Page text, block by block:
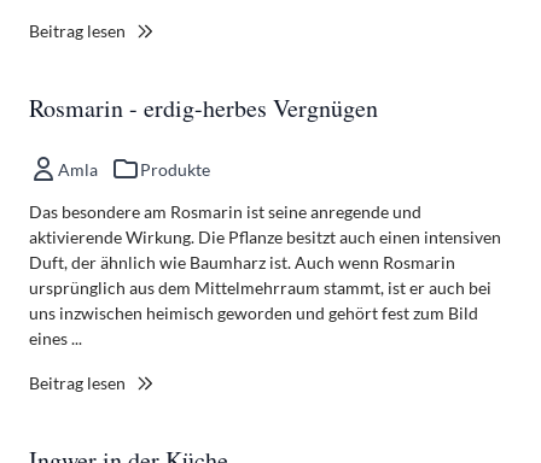
Beitrag lesen
Rosmarin - erdig-herbes Vergnügen
Amla Produkte
Das besondere am Rosmarin ist seine anregende und
aktivierende Wirkung. Die Pflanze besitzt auch einen intensiven
Duft, der ähnlich wie Baumharz ist. Auch wenn Rosmarin
ursprünglich aus dem Mittelmehrraum stammt, ist er auch bei
uns inzwischen heimisch geworden und gehört fest zum Bild
eines ...
Beitrag lesen